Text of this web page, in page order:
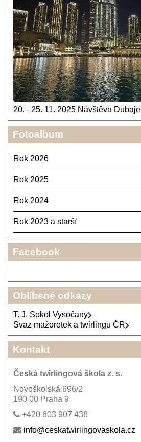
20. - 25. 11. 2025 Návštěva Dubaje
Fotoalbum
Rok 2026
Rok 2025
Rok 2024
Rok 2023 a starší
Facebook
Oblíbené odkazy
T. J. Sokol Vysočany
Svaz mažoretek a twirlingu ČR
Kontakt
Česká twirlingová škola z. s.
Novoškolská 696/2
190 00 Praha 9
+420 603 907 438
info@ceskatwirlingovaskola.cz